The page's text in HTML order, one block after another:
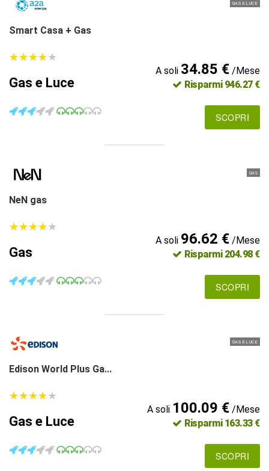
GAS E LUCE
Smart Casa + Gas
★★★★★
★★★★★
Gas e Luce
A soli 34.85 €/Mese
Risparmi 946.27 €
SCOPRI
GAS
NeN gas
★★★★★
★★★★★
Gas
A soli 96.62 €/Mese
Risparmi 204.98 €
SCOPRI
GAS E LUCE
Edison World Plus Ga...
★★★★★
★★★★★
Gas e Luce
A soli 100.09 €/Mese
Risparmi 163.33 €
SCOPRI